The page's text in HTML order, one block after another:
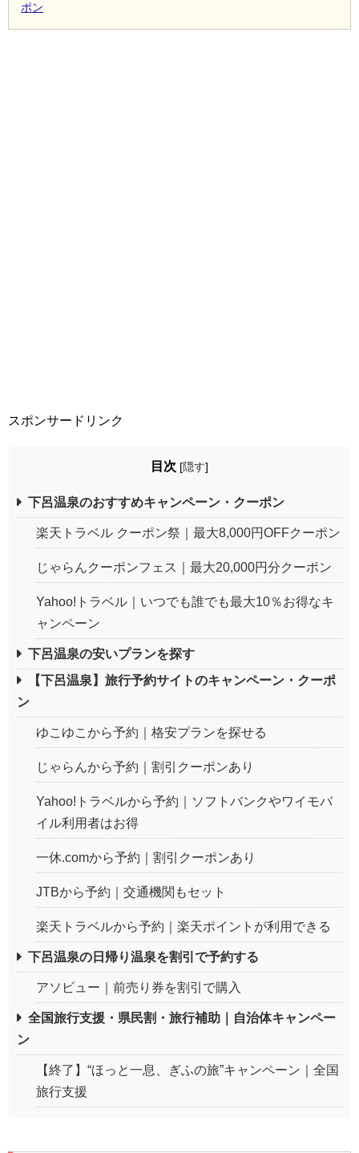
ポン
スポンサードリンク
目次 [隠す]
下呂温泉のおすすめキャンペーン・クーポン
楽天トラベル クーポン祭｜最大8,000円OFFクーポン
じゃらんクーポンフェス｜最大20,000円分クーポン
Yahoo!トラベル｜いつでも誰でも最大10％お得なキ
ャンペーン
下呂温泉の安いプランを探す
【下呂温泉】旅行予約サイトのキャンペーン・クーポ
ン
ゆこゆこから予約｜格安プランを探せる
じゃらんから予約｜割引クーポンあり
Yahoo!トラベルから予約｜ソフトバンクやワイモバ
イル利用者はお得
一休.comから予約｜割引クーポンあり
JTBから予約｜交通機関もセット
楽天トラベルから予約｜楽天ポイントが利用できる
下呂温泉の日帰り温泉を割引で予約する
アソビュー｜前売り券を割引で購入
全国旅行支援・県民割・旅行補助｜自治体キャンペー
ン
【終了】“ほっと一息、ぎふの旅”キャンペーン｜全国
旅行支援